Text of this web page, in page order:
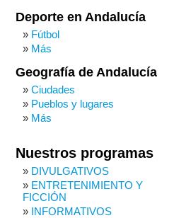
Deporte en Andalucía
Fútbol
Más
Geografía de Andalucía
Ciudades
Pueblos y lugares
Más
Nuestros programas
DIVULGATIVOS
ENTRETENIMIENTO Y
FICCIÓN
INFORMATIVOS